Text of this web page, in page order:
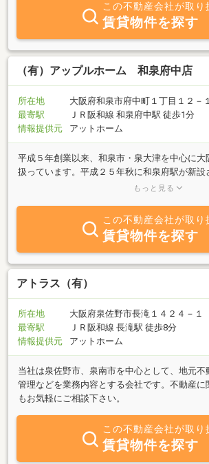
この不動産会社が取り
賃貸物件を探す
（有）アップルホーム 和泉府中店
所在地
大阪府和泉市府中町１丁目１２－
最寄駅
ＪＲ阪和線 和泉府中駅 徒歩1分
情報提供元
アットホーム
平成５年創業以来、和泉市・泉大津を中心に大
扱っています。平成２５年秋に和泉府駅が新設
前に移転して来ました。ＪＲ阪和線和泉府中駅
いて、泉北高速線の和泉中央駅や南海本線の泉
バスで行くことができます。また車でご来店の
びロードインいずみ駐車場を利用できる無料券
いております。朝は１０時から夜７時まで営業
めてのご来店のお客様には親切・丁寧に接客さ
当社提案によって建設中や完成したデザイナー
ない物件も募集していますので、ぜひ共ご来店
す。
もっと見る
この不動産会社が取り
賃貸物件を探す
アトラス（有）
所在地
大阪府泉佐野市長滝１４２４－１
最寄駅
ＪＲ阪和線 長滝駅 徒歩8分
情報提供元
アットホーム
当社は泉佐野市、泉南市を中心として、地元不
管理などを業務内容とする会社です。不動産に
もお気軽にご相談下さい。
この不動産会社が取り
賃貸物件を探す